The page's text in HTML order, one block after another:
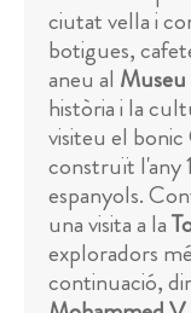
ciutat vella i
botigues,
aneu al Museu
història i la
visiteu el bonic
construït l'any
espanyols.
una visita a la
exploradors
continuació,